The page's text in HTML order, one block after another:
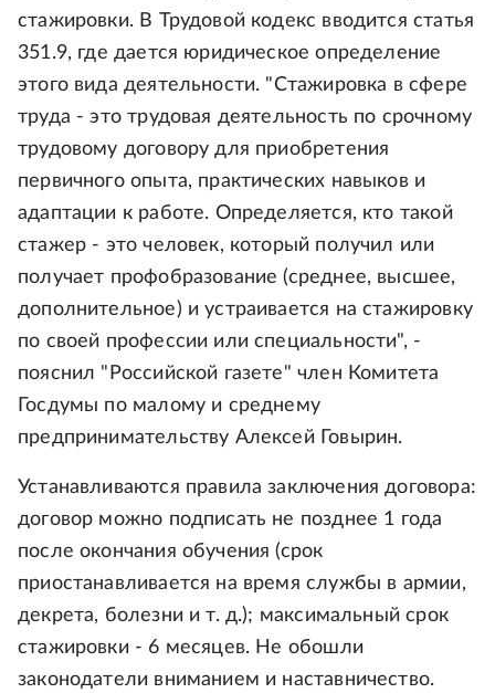
стажировки. В Трудовой кодекс вводится статья
351.9, где дается юридическое определение
этого вида деятельности. "Стажировка в сфере
труда - это трудовая деятельность по срочному
трудовому договору для приобретения
первичного опыта, практических навыков и
адаптации к работе. Определяется, кто такой
стажер - это человек, который получил или
получает профобразование (среднее, высшее,
дополнительное) и устраивается на стажировку
по своей профессии или специальности", -
пояснил "Российской газете" член Комитета
Госдумы по малому и среднему
предпринимательству Алексей Говырин.
Устанавливаются правила заключения договора:
договор можно подписать не позднее 1 года
после окончания обучения (срок
приостанавливается на время службы в армии,
декрета, болезни и т. д.); максимальный срок
стажировки - 6 месяцев. Не обошли
законодатели вниманием и наставничество.